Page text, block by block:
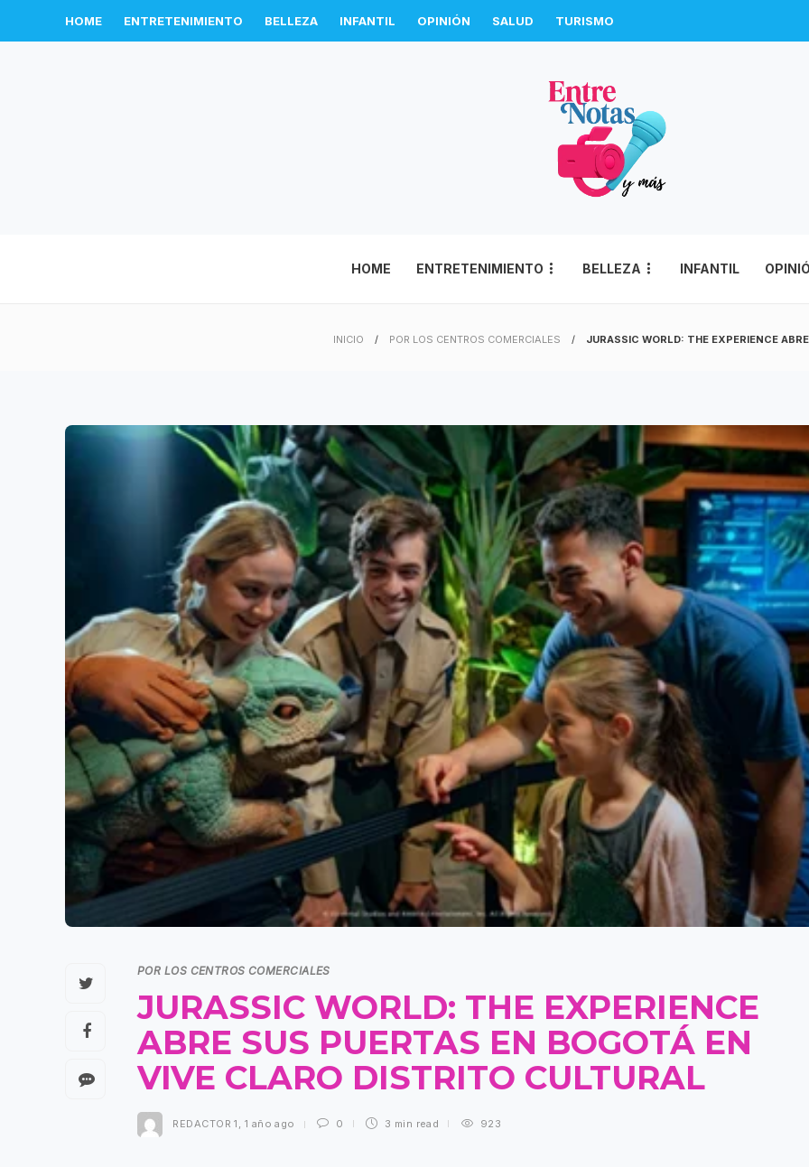
HOME ENTRETENIMIENTO BELLEZA INFANTIL OPINIÓN SALUD TURISMO
HOME ENTRETENIMIENTO BELLEZA INFANTIL
INICIO POR LOS CENTROS COMERCIALES JURASSIC WORLD: THE EXPERIENCE
POR LOS CENTROS COMERCIALES
JURASSIC WORLD: THE EXPERIENCE
ABRE SUS PUERTAS EN BOGOTÁ EN
VIVE CLARO DISTRITO CULTURAL
REDACTOR 1 , 1 año ago 0 3 min read 923